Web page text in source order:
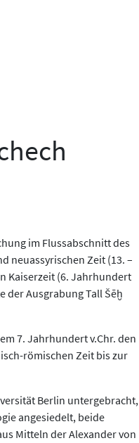
im Flussabschnitt des
neuassyrischen Zeit (13. –
Kaiserzeit (6. Jahrhundert
der Ausgrabung Tall Šēḫ
7. Jahrhundert v.Chr. den
römischen Zeit bis zur
Berlin untergebracht,
angesiedelt, beide
Mitteln der Alexander von